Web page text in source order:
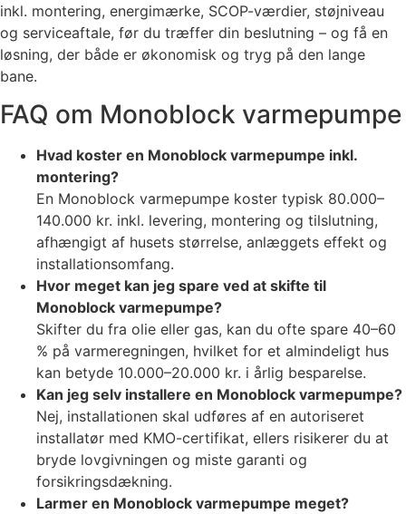
inkl. montering, energimærke, SCOP-værdier, støjniveau
og serviceaftale, før du træffer din beslutning – og få en
løsning, der både er økonomisk og tryg på den lange
bane.
FAQ om Monoblock varmepumpe
Hvad koster en Monoblock varmepumpe inkl.
montering?
En Monoblock varmepumpe koster typisk 80.000–
140.000 kr. inkl. levering, montering og tilslutning,
afhængigt af husets størrelse, anlæggets effekt og
installationsomfang.
Hvor meget kan jeg spare ved at skifte til
Monoblock varmepumpe?
Skifter du fra olie eller gas, kan du ofte spare 40–60
% på varmeregningen, hvilket for et almindeligt hus
kan betyde 10.000–20.000 kr. i årlig besparelse.
Kan jeg selv installere en Monoblock varmepumpe?
Nej, installationen skal udføres af en autoriseret
installatør med KMO-certifikat, ellers risikerer du at
bryde lovgivningen og miste garanti og
forsikringsdækning.
Larmer en Monoblock varmepumpe meget?